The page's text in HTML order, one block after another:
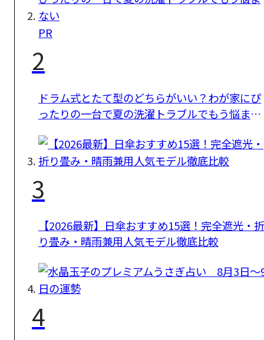
PR
2
ドラム式とたて型のどちらがいい？わが家にぴ
ったりの一台で夏の洗濯トラブルでもう悩まな
3
【2026最新】日傘おすすめ15選！完全遮光・折
り畳み・晴雨兼用人気モデル徹底比較
4